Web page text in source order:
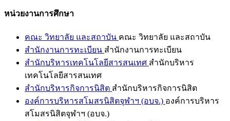
หน่วยงานการศึกษา
คณะ วิทยาลัย และสถาบัน คณะ วิทยาลัย และสถาบัน
สำนักงานการทะเบียน สำนักงานการทะเบียน
สำนักบริหารเทคโนโลยีสารสนเทศ สำนักบริหาร
เทคโนโลยีสารสนเทศ
สำนักบริหารกิจการนิสิต สำนักบริหารกิจการนิสิต
องค์การบริหารสโมสรนิสิตจุฬาฯ (อบจ.) องค์การบริหาร
สโมสรนิสิตจุฬาฯ (อบจ.)